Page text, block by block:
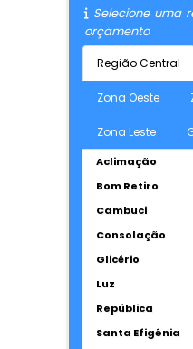
Selecione uma
orçamento
Região Central
Zona Oeste
Zona Leste
Aclimação
Bom Retiro
Cambuci
Consolação
Glicério
Luz
República
Santa Efigênia